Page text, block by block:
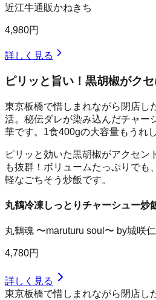
近江牛通販かねきち
4,980円
詳しく見る
ピリッと旨い！黒胡椒がク
東京板橋で惜しまれながら閉店し
活。秘伝ダレが染み込んだチャー
華です。1食400gの大容量もうれし
ピリッと効いた黒胡椒がアクセン
も抜群！ボリュームたっぷりでも
軽なごちそう炒飯です。
丸鶴冷凍しっとりチャーシュー炒
丸鶴魂 〜maruturu soul〜 by城咲仁
4,780円
詳しく見る
東京板橋で惜しまれながら閉店し